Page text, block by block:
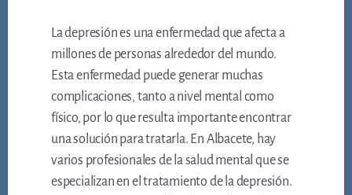
La depresión es una enfermedad que afecta a
millones de personas alrededor del mundo.
Esta enfermedad puede generar muchas
complicaciones, tanto a nivel mental como
físico, por lo que resulta importante encontrar
una solución para tratarla. En Albacete, hay
varios profesionales de la salud mental que se
especializan en el tratamiento de la depresión.